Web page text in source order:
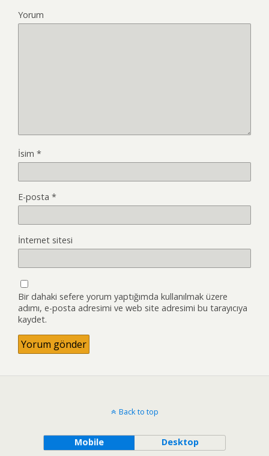
Yorum
İsim *
E-posta *
İnternet sitesi
Bir dahaki sefere yorum yaptığımda kullanılmak üzere
adımı, e-posta adresimi ve web site adresimi bu tarayıcıya
kaydet.
Back to top
Mobile Desktop